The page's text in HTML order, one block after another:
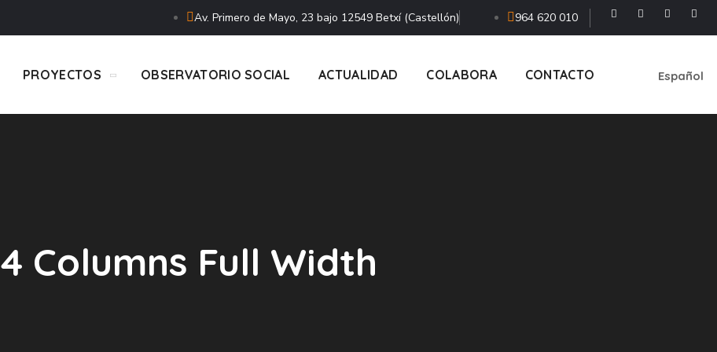
Av. Primero de Mayo, 23 bajo 12549 Betxí (Castellón) 964 620 010
PROYECTOS OBSERVATORIO SOCIAL ACTUALIDAD COLABORA CONTACTO Español
4 Columns Full Width